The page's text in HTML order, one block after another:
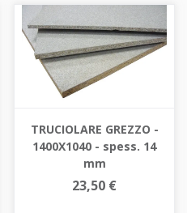
TRUCIOLARE GREZZO -
1400X1040 - spess. 14
mm
23,50 €